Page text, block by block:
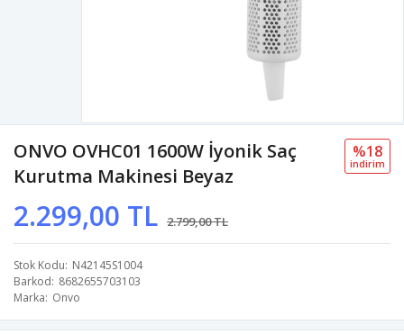
ONVO OVHC01 1600W İyonik Saç
Kurutma Makinesi Beyaz
2.299,00 TL 2.799,00 TL
%18
i̇ndi̇ri̇m
Stok Kodu N42145S1004
Barkod 8682655703103
Marka Onvo